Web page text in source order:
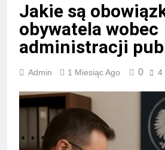
Jakie są
obywatela wobec
administracji
Admin 1 Miesiąc Ago 0 4